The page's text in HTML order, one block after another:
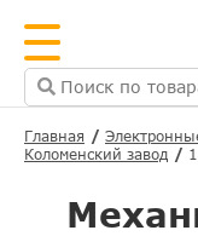
Главная
Коломенский завод